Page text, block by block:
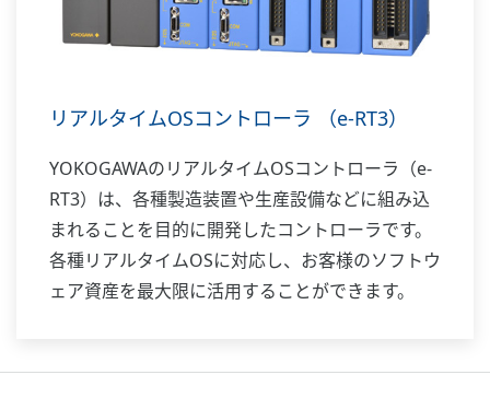
リアルタイムOSコントローラ （e-RT3）
YOKOGAWAのリアルタイムOSコントローラ（e-
RT3）は、各種製造装置や生産設備などに組み込
まれることを目的に開発したコントローラです。
各種リアルタイムOSに対応し、お客様のソフトウ
ェア資産を最大限に活用することができます。